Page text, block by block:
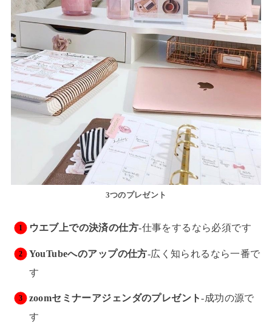
3つのプレゼント
ウエブ上での決済の仕方-仕事をするなら必須です
YouTubeへのアップの仕方-広く知られるなら一番で
す
zoomセミナーアジェンダのプレゼント-成功の源で
す